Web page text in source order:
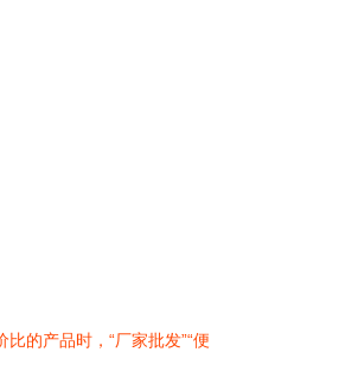
的产品时，“厂家批发”“便